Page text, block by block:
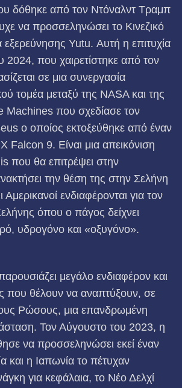
δόθηκε από τον Ντόναλντ Τραμπ
να προσσεληνώσει το Κινεζικό
Yutu. Αυτή η επιτυχία
2024, που χαιρετίστηκε από τον
σε μια συνεργασία
τομέα μεταξύ της NASA και της
Machines που σχεδίασε τον
ο οποίος εκτοξεύθηκε από έναν
9. Είναι μια απεικόνιση
που θα επιτρέψει στην
την θέση της στην Σελήνη
ενδιαφέρονται για τον
όπου ο πάγος δείχνει
υδρογόνο και «οξυγόνο».
μεγάλο ενδιαφέρον και
που θέλουν να αναπτύξουν, σε
Ρώσους, μια επανδρωμένη
Τον Αύγουστο του 2023, η
να προσσεληνώσει εκεί έναν
και η Ιαπωνία το πέτυχαν
για κεφάλαια, το Νέο Δελχί